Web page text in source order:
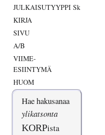
JULKAISUTYYPPI Sk
KIRJA
SIVU
A/B
VIIME-
ESIINTYMÄ
HUOM
Hae hakusanaa
ylikatsonta
KORPista